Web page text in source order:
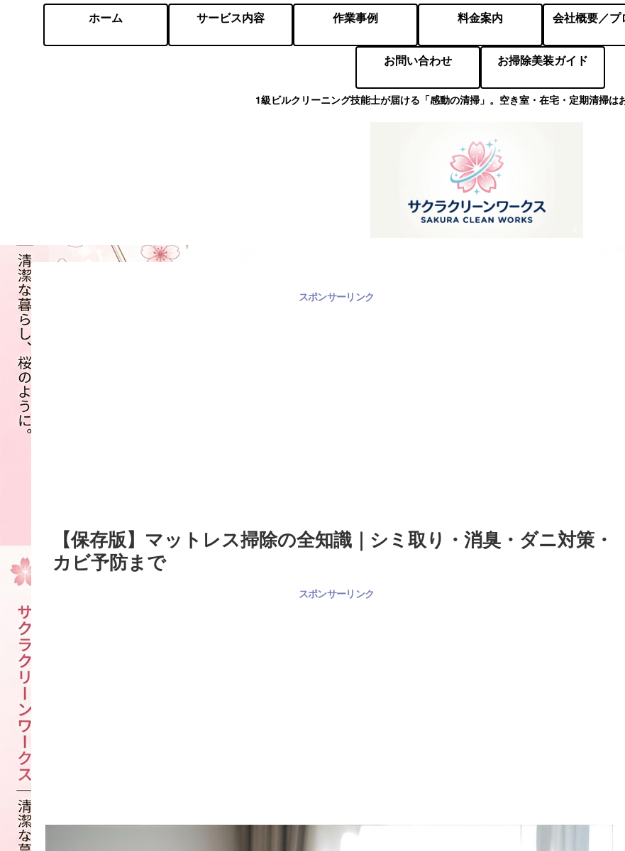
1級ビルクリーニング技能士が届ける「感動の清掃」。空き室・在宅・定期清掃は
ホーム サービス内容 作業事例 料金案内
お問い合わせ お掃除美装ガイド
スポンサーリンク
【保存版】マットレス掃除の全知識｜シミ取り・消臭・ダニ対策・
カビ予防まで
スポンサーリンク